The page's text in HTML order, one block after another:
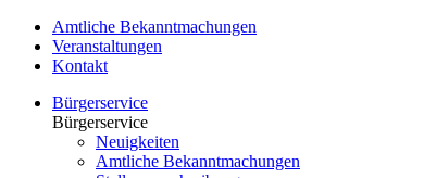
Amtliche Bekanntmachungen
Veranstaltungen
Kontakt
Bürgerservice
Bürgerservice
Neuigkeiten
Amtliche Bekanntmachungen